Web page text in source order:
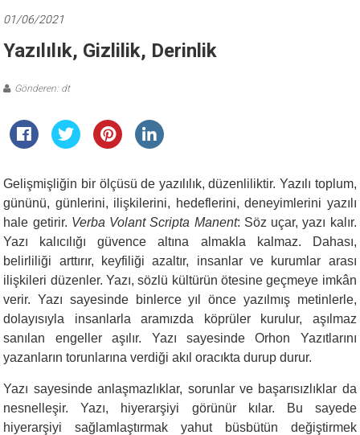
01/06/2021
Yazılılık, Gizlilik, Derinlik
Gönderen: dt
Gelişmişliğin bir ölçüsü de yazılılık, düzenliliktir. Yazılı toplum,
gününü, günlerini, ilişkilerini, hedeflerini, deneyimlerini yazılı
hale getirir. Verba Volant Scripta Manent: Söz uçar, yazı kalır.
Yazı kalıcılığı güvence altına almakla kalmaz. Dahası,
belirliliği arttırır, keyfiliği azaltır, insanlar ve kurumlar arası
ilişkileri düzenler. Yazı, sözlü kültürün ötesine geçmeye imkân
verir. Yazı sayesinde binlerce yıl önce yazılmış metinlerle,
dolayısıyla insanlarla aramızda köprüler kurulur, aşılmaz
sanılan engeller aşılır. Yazı sayesinde Orhon Yazıtlarını
yazanların torunlarına verdiği akıl oracıkta durup durur.
Yazı sayesinde anlaşmazlıklar, sorunlar ve başarısızlıklar da
nesnelleşir. Yazı, hiyerarşiyi görünür kılar. Bu sayede
hiyerarşiyi sağlamlaştırmak yahut büsbütün değiştirmek